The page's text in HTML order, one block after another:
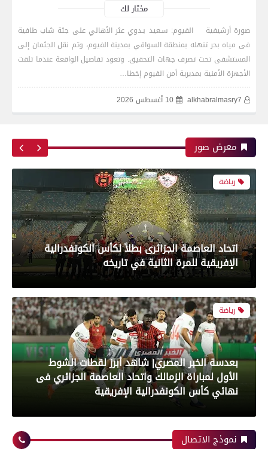
مختار لك
صورة أرشيفية الفيوم: سـعيد بـدوي عثر الأهالي على جثة شاب طافية
فى مياه بحر تنهله بمنطقة السواقي بمدينة الفيوم، وتم نقل الجثمان إلى
المستشفى تحت تصرف جهات التحقيق. وتعود تفاصيل الواقعة عندما تلقت
الأجهزة الأمنية بمديرية أمن الفيوم إخطا…
alkhabralmasry7
10 أغسطس 2026
معرض صور
رياضة
اتحاد العاصمة الجزائرى بطلاً لكأس الكونفدرالية
الإفريقية للمرة الثانية في تاريخه
رياضة
بعدسة الخبر المصري| شاهد أبرز لقطات الشوط
الأول لمباراة الزمالك واتحاد العاصمة الجزائري فى
نهائي كأس الكونفدرالية الإفريقية
رياضة
بعدسة الخبر المصري| شاهد أبرز لقطات مباراة زد و
بيراميدز فى نهائى كأس مصر
رياضة
نموذج الاتصال